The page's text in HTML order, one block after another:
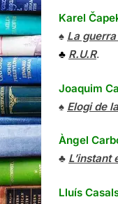
Karel
♠ La
♣ R.U.R.
Joaquim
♠ Elogi de
Àngel
♣ L’instant
Lluís